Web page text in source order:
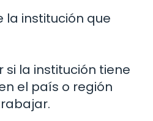
la institución que
si la institución tiene
el país o región